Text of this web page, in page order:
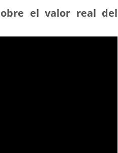
el valor real del